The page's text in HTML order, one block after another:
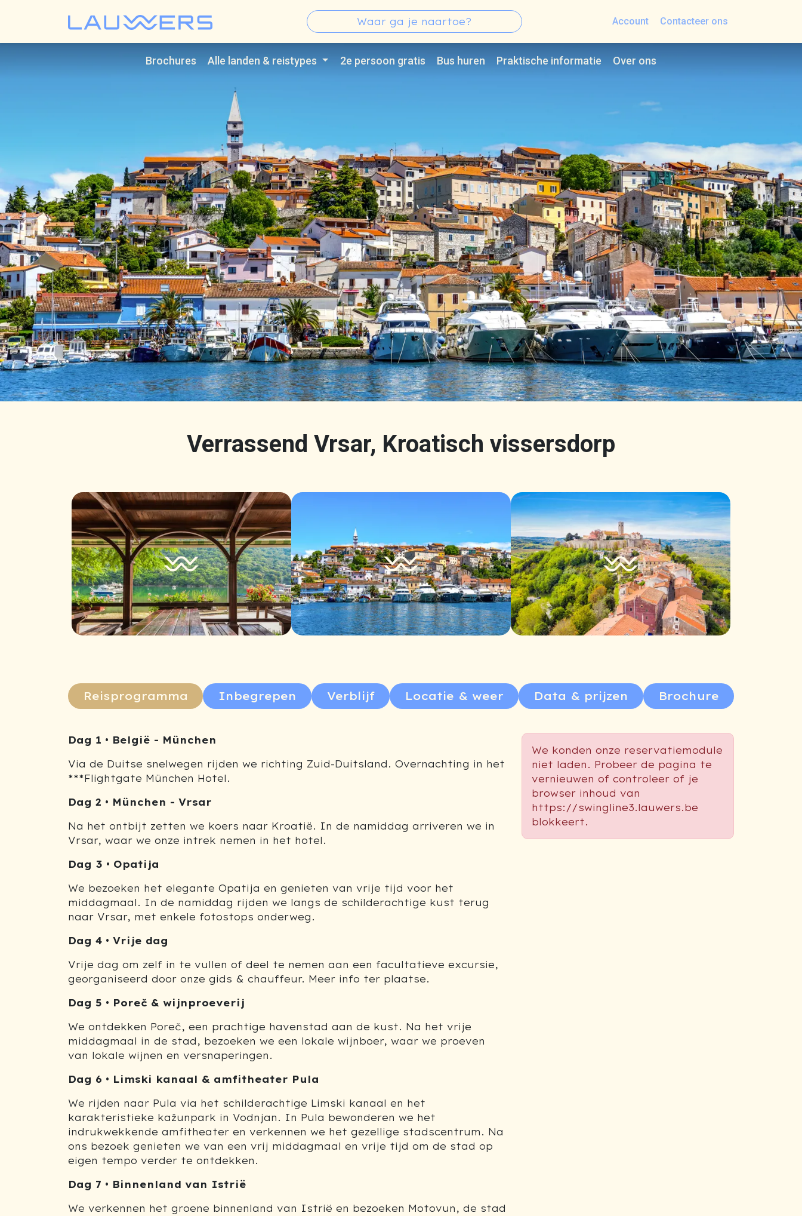
Lauwers Account Contacteer ons
Brochures Alle landen & reistypes 2e persoon gratis Bus huren Praktische informatie Over ons
Verrassend Vrsar, Kroatisch vissersdorp
Reisprogramma Inbegrepen Verblijf Locatie & weer Data & prijzen Brochure
Dag 1 • België - München
Via de Duitse snelwegen rijden we richting Zuid-Duitsland. Overnachting in het
***Flightgate München Hotel.
Dag 2 • München - Vrsar
Na het ontbijt zetten we koers naar Kroatië. In de namiddag arriveren we in
Vrsar, waar we onze intrek nemen in het hotel.
Dag 3 • Opatija
We bezoeken het elegante Opatija en genieten van vrije tijd voor het
middagmaal. In de namiddag rijden we langs de schilderachtige kust terug
naar Vrsar, met enkele fotostops onderweg.
Dag 4 • Vrije dag
Vrije dag om zelf in te vullen of deel te nemen aan een facultatieve excursie,
georganiseerd door onze gids & chauffeur. Meer info ter plaatse.
Dag 5 • Poreč & wijnproeverij
We ontdekken Poreč, een prachtige havenstad aan de kust. Na het vrije
middagmaal in de stad, bezoeken we een lokale wijnboer, waar we proeven
van lokale wijnen en versnaperingen.
Dag 6 • Limski kanaal & amfitheater Pula
We rijden naar Pula via het schilderachtige Limski kanaal en het
karakteristieke kažunpark in Vodnjan. In Pula bewonderen we het
indrukwekkende amfitheater en verkennen we het gezellige stadscentrum. Na
ons bezoek genieten we van een vrij middagmaal en vrije tijd om de stad op
eigen tempo verder te ontdekken.
Dag 7 • Binnenland van Istrië
We verkennen het groene binnenland van Istrië en bezoeken Motovun, de stad
We konden onze reservatiemodule
niet laden. Probeer de pagina te
vernieuwen of controleer of je
browser inhoud van
https://swingline3.lauwers.be
blokkeert.